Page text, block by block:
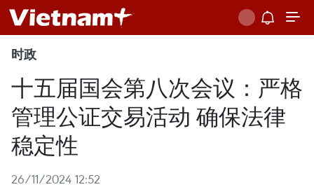
时政
十五届国会第八次会议：严格
管理公证交易活动 确保法律
稳定性
26/11/2024 12:52